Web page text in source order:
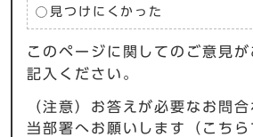
見つけにくかった
このページに関してのご意見
記入ください。
（注意）お答えが必要なお問
当部署へお願いします（こち